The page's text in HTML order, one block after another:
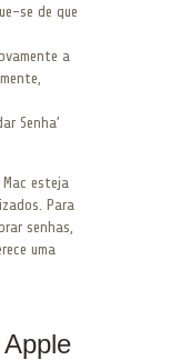
se de que
a
Senha’
esteja
Para
senhas,
uma